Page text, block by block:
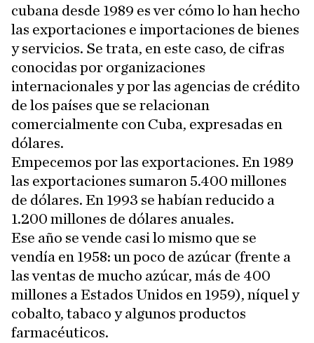
cubana desde 1989 es ver cómo lo han hecho
las exportaciones e importaciones de bienes
y servicios. Se trata, en este caso, de cifras
conocidas por organizaciones
internacionales y por las agencias de crédito
de los países que se relacionan
comercialmente con Cuba, expresadas en
dólares.
Empecemos por las exportaciones. En 1989
las exportaciones sumaron 5.400 millones
de dólares. En 1993 se habían reducido a
1.200 millones de dólares anuales.
Ese año se vende casi lo mismo que se
vendía en 1958: un poco de azúcar (frente a
las ventas de mucho azúcar, más de 400
millones a Estados Unidos en 1959), níquel y
cobalto, tabaco y algunos productos
farmacéuticos.